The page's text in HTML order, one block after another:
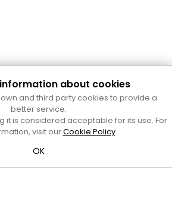
Mataró
de Mataró
Josep, 9 (Mataró, 08302)
dimecres i divendres de 10 a 13 h.
telèfon al 93 758 23 61
Bústia ciutadana
about cookies
and third party cookies to provide a
better service.
it is considered acceptable for its use. For
visit ourCookie Policy.
OK